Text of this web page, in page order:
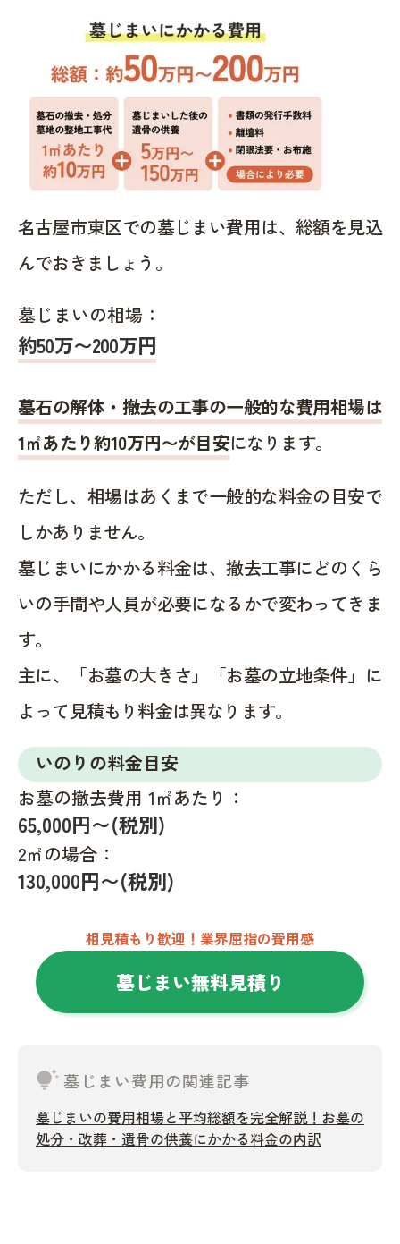
名古屋市東区での墓じまい費用は、総額を見込
んでおきましょう。
墓じまいの相場：
約50万〜200万円
墓石の解体・撤去の工事の一般的な費用相場は
1㎡あたり約10万円〜が目安になります。
ただし、相場はあくまで一般的な料金の目安で
しかありません。
墓じまいにかかる料金は、撤去工事にどのくら
いの手間や人員が必要になるかで変わってきま
す。
主に、「お墓の大きさ」「お墓の立地条件」に
よって見積もり料金は異なります。
いのりの料金目安
お墓の撤去費用 1㎡あたり：
65,000円〜(税別)
2㎡の場合：
130,000円〜(税別)
相見積もり歓迎！業界屈指の費用感
墓じまい無料見積り
tips_and_updates墓じまい費用の関連記事
墓じまいの費用相場と平均総額を完全解説！お墓の
処分・改葬・遺骨の供養にかかる料金の内訳